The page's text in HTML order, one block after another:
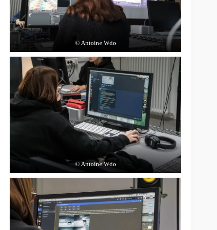
© Antoine Wdo
© Antoine Wdo